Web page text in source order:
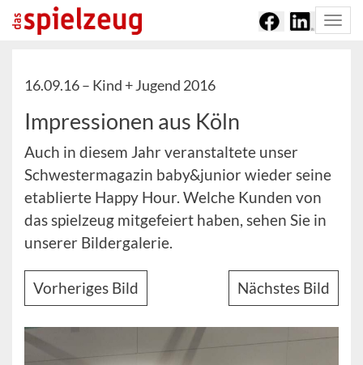
16.09.16 – Kind + Jugend 2016
Impressionen aus Köln
Auch in diesem Jahr veranstaltete unser
Schwestermagazin baby&junior wieder seine
etablierte Happy Hour. Welche Kunden von
das spielzeug mitgefeiert haben, sehen Sie in
unserer Bildergalerie.
Vorheriges Bild Nächstes Bild